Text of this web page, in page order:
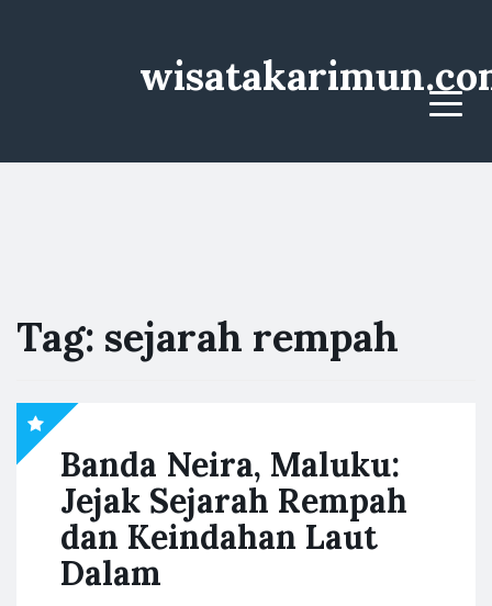
Menu
Tag: sejarah rempah
Banda Neira, Maluku:
Jejak Sejarah Rempah
dan Keindahan Laut
Dalam